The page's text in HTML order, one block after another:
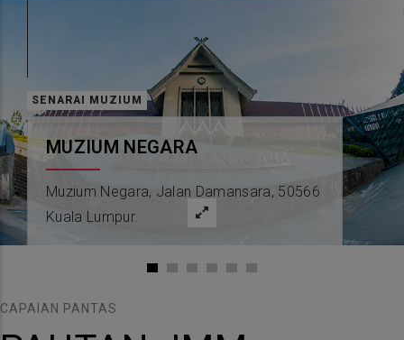
SENARAI MUZIUM
MUZIUM NEGARA
Muzium Negara, Jalan Damansara, 50566
Kuala Lumpur.
CAPAIAN PANTAS